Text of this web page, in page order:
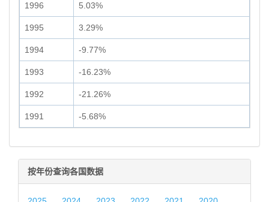
1996 5.03%
1995 3.29%
1994 -9.77%
1993 -16.23%
1992 -21.26%
1991 -5.68%
按年份查询各国数据